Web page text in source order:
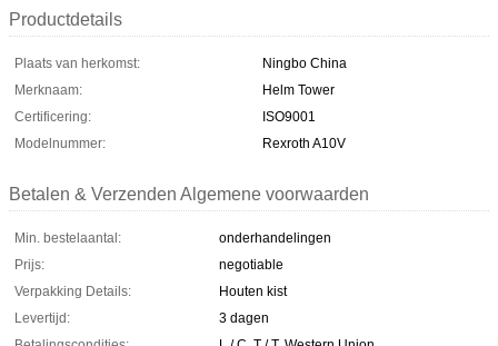
Productdetails
Plaats van herkomst:
Ningbo China
Merknaam:
Helm Tower
Certificering:
ISO9001
Modelnummer:
Rexroth A10V
Betalen & Verzenden Algemene voorwaarden
Min. bestelaantal:
onderhandelingen
Prijs:
negotiable
Verpakking Details:
Houten kist
Levertijd:
3 dagen